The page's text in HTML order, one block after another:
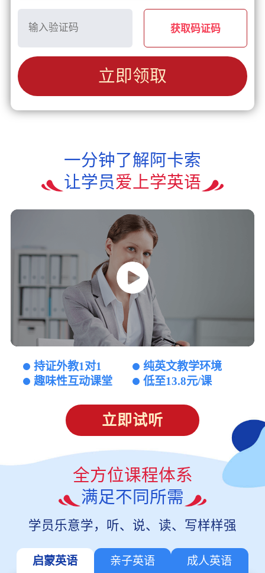
获取码证码
立即领取
一分钟了解阿卡索
让学员爱上学英语
持证外教1对1
纯英文教学环境
趣味性互动课堂
低至13.8元/课
立即试听
全方位课程体系
满足不同所需
学员乐意学，听、说、读、写样样强
启蒙英语 亲子英语 成人英语